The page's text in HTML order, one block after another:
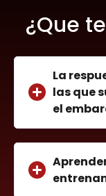
¿Que
La
las que
el